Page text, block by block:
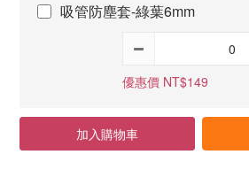
吸管防塵套-綠葉6mm
優惠價 NT$149
加入購物車